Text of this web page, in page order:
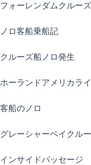
フォーレンダムクルーズ
ノロ客船乗船記
クルーズ船ノロ発生
ホーランドアメリカラ
客船のノロ
グレーシャーベイクル
インサイドパッセージ